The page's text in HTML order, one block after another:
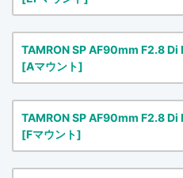
TAMRON SP AF90mm F2.8 Di
[Aマウント]
TAMRON SP AF90mm F2.8 Di
[Fマウント]